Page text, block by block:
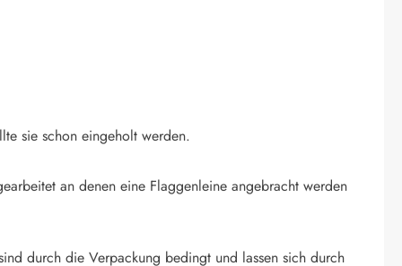
sie schon eingeholt werden.
an denen eine Flaggenleine angebracht werden
durch die Verpackung bedingt und lassen sich durch